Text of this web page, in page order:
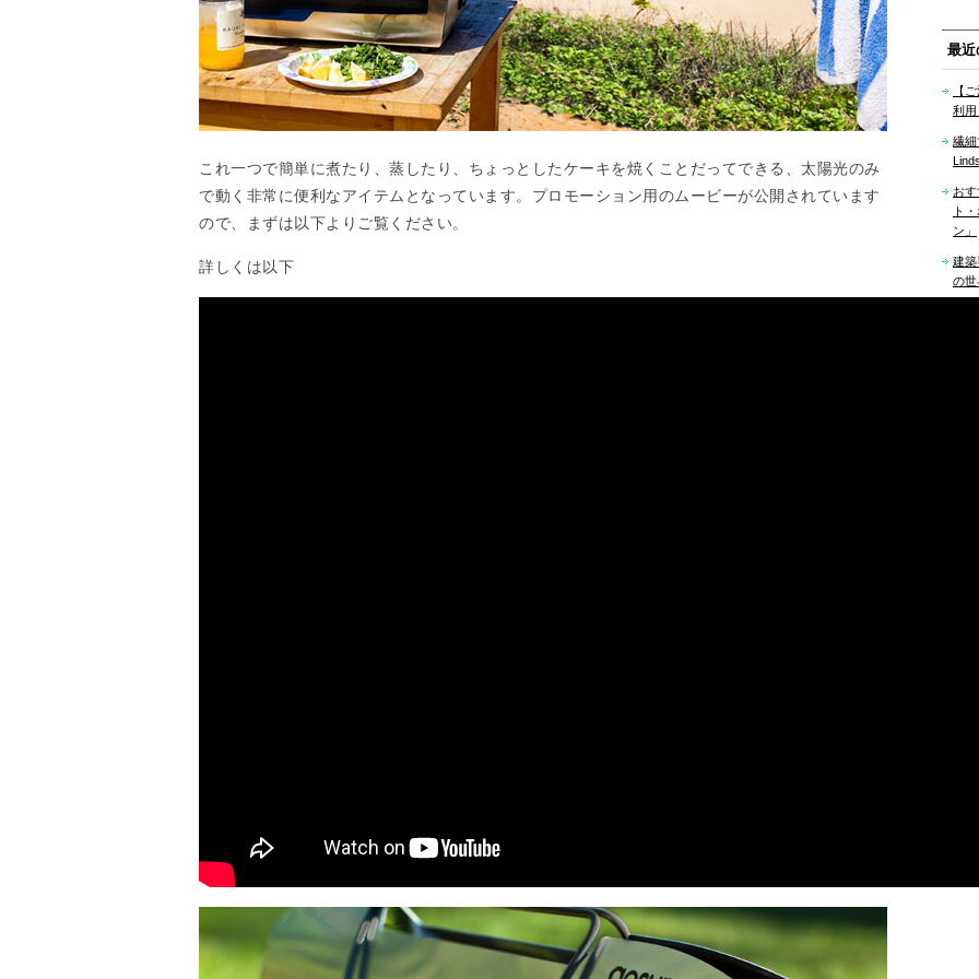
これ一つで簡単に煮たり、蒸したり、ちょっとしたケーキを焼くことだってできる、太陽光のみ
で動く非常に便利なアイテムとなっています。プロモーション用のムービーが公開されています
ので、まずは以下よりご覧ください。
詳しくは以下
最近
【
利用
繊細
お
ト
ン」
建築
の世
バ
お
ワ